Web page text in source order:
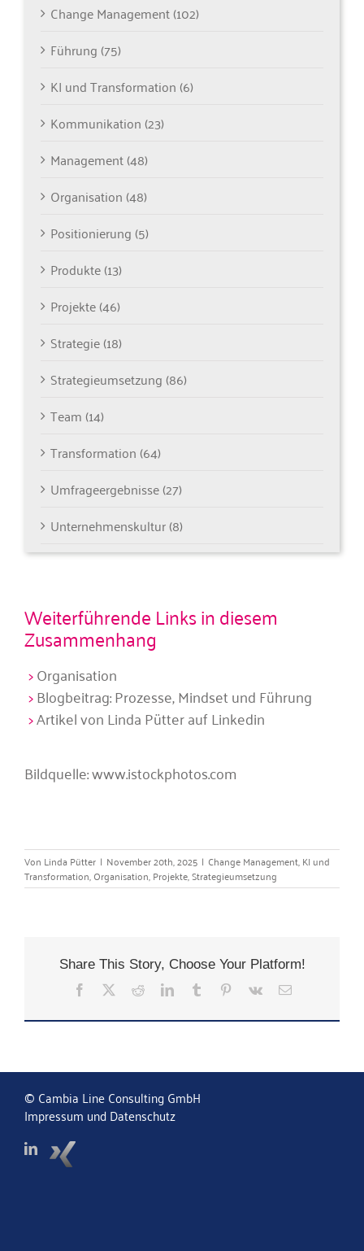
Change Management (102)
Führung (75)
KI und Transformation (6)
Kommunikation (23)
Management (48)
Organisation (48)
Positionierung (5)
Produkte (13)
Projekte (46)
Strategie (18)
Strategieumsetzung (86)
Team (14)
Transformation (64)
Umfrageergebnisse (27)
Unternehmenskultur (8)
Weiterführende Links in diesem
Zusammenhang
Organisation
Blogbeitrag: Prozesse, Mindset und Führung
Artikel von Linda Pütter auf Linkedin
Bildquelle:www.istockphotos.com
Von Linda Pütter | November 20th, 2025 | Change Management,KI und
Transformation,Organisation,Projekte,Strategieumsetzung
Share This Story, Choose Your Platform!
Facebook RedditLinkedInTumblr Pinterest
Vk
E-
© Cambia Line Consulting GmbH
Impressum und Datenschutz